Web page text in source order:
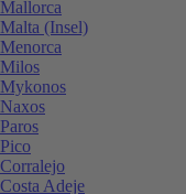
Mallorca
Malta (Insel)
Menorca
Milos
Mykonos
Naxos
Paros
Pico
Corralejo
Costa Adeje